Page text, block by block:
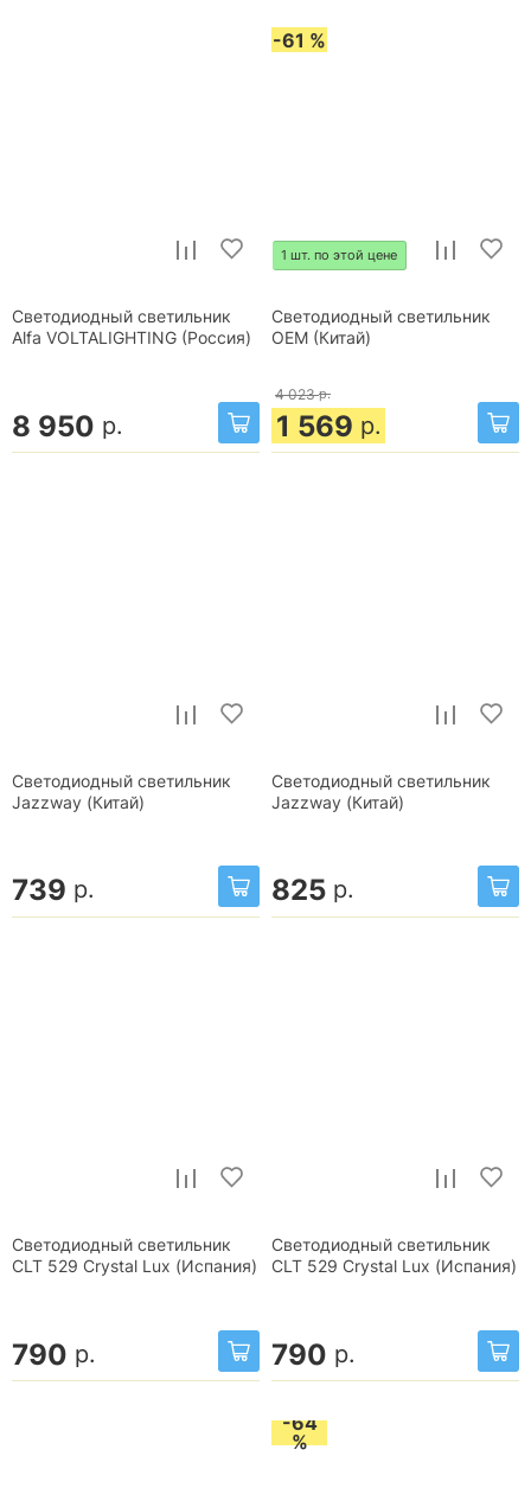
Светодиодный светильник
Alfa VOLTALIGHTING (Россия)
8 950 р.
-61 %
1 шт. по этой цене
Светодиодный светильник
OEM (Китай)
4 023 р.
1 569 р.
Светодиодный светильник
Jazzway (Китай)
739 р.
Светодиодный светильник
Jazzway (Китай)
825 р.
Светодиодный светильник
CLT 529 Crystal Lux (Испания)
790 р.
Светодиодный светильник
CLT 529 Crystal Lux (Испания)
790 р.
-64
%